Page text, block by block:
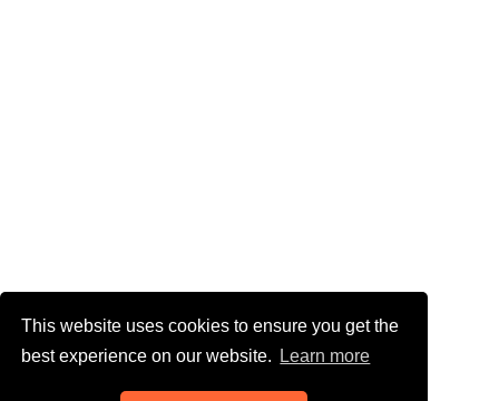
This website uses cookies to ensure you get the
best experience on our website.
Learn more